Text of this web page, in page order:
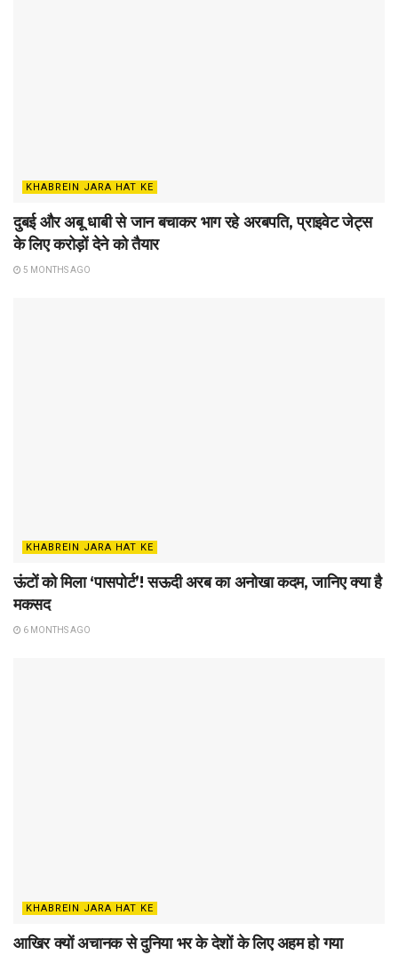
KHABREIN JARA HAT KE
दुबई और अबू धाबी से जान बचाकर भाग रहे अरबपति, प्राइवेट जेट्स
के लिए करोड़ों देने को तैयार
5 MONTHS AGO
KHABREIN JARA HAT KE
ऊंटों को मिला ‘पासपोर्ट’! सऊदी अरब का अनोखा कदम, जानिए क्या है
मकसद
6 MONTHS AGO
KHABREIN JARA HAT KE
आखिर क्यों अचानक से दुनिया भर के देशों के लिए अहम हो गया